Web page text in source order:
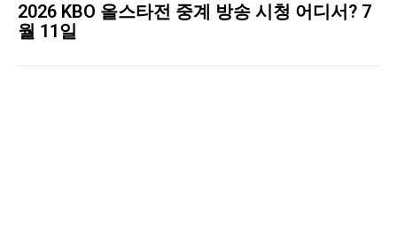
2026 KBO 올스타전 중계 방송 시청 어디서? 7
월 11일